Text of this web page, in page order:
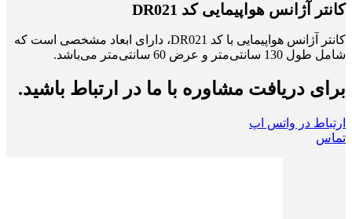
کانتر آژانس هواپیمایی کد DR021
کانتر آژانس هواپیمایی با کد DR021، دارای ابعاد مشخصی است که
شامل طول 130 سانتی‌متر و عرض 60 سانتی‌متر می‌باشد.
برای دریافت مشاوره با ما در ارتباط باشید.
ارتباط در واتس اپ
تماس